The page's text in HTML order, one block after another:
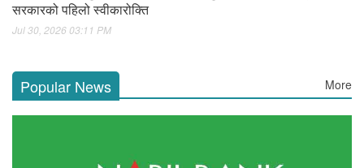
सरकारको पहिलो स्वीकारोक्ति
Jul 30, 2026 03:11 PM
Popular News More